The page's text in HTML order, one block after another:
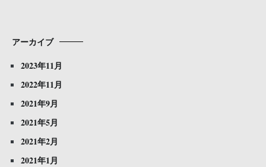
アーカイブ
2023年11月
2022年11月
2021年9月
2021年5月
2021年2月
2021年1月